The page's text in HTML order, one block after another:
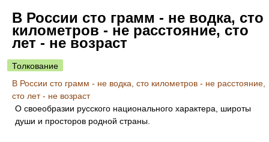
В России сто грамм - не водка, сто
километров - не расстояние, сто
лет - не возраст
Толкование
В России сто грамм - не водка, сто километров - не расстояние,
сто лет - не возраст
О своеобразии русского национального характера, широты
души и просторов родной страны.